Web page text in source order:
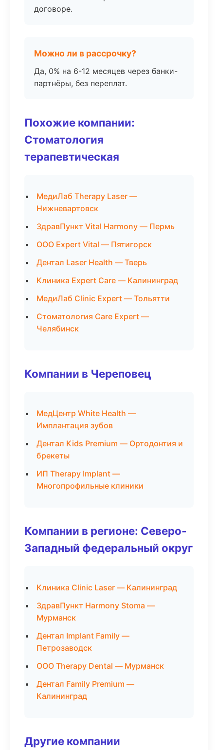
договоре.
Можно ли в рассрочку?
Да, 0% на 6-12 месяцев через банки-
партнёры, без переплат.
Похожие компании:
Стоматология
терапевтическая
МедиЛаб Therapy Laser —
Нижневартовск
ЗдравПункт Vital Harmony — Пермь
ООО Expert Vital — Пятигорск
Дентал Laser Health — Тверь
Клиника Expert Care — Калининград
МедиЛаб Clinic Expert — Тольятти
Стоматология Care Expert —
Челябинск
Компании в Череповец
МедЦентр White Health —
Имплантация зубов
Дентал Kids Premium — Ортодонтия и
брекеты
ИП Therapy Implant —
Многопрофильные клиники
Компании в регионе: Северо-
Западный федеральный округ
Клиника Clinic Laser — Калининград
ЗдравПункт Harmony Stoma —
Мурманск
Дентал Implant Family —
Петрозаводск
ООО Therapy Dental — Мурманск
Дентал Family Premium —
Калининград
Другие компании